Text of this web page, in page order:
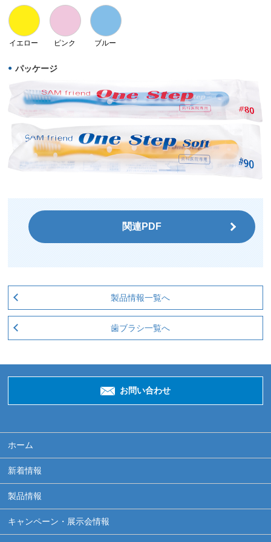
イエロー ピンク ブルー
パッケージ
関連PDF
製品情報一覧へ
歯ブラシ一覧へ
お問い合わせ
ホーム
新着情報
製品情報
キャンペーン・展示会情報